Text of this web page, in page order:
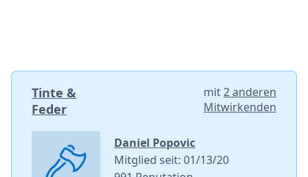
Tinte &
Feder
mit2 anderen
Mitwirkenden
Daniel Popovic
Mitglied seit: 01/13/20